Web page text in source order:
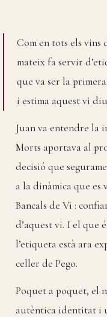
Com en tots els
mateix fa servir
que va ser la
i estima aquest vi
Juan va entendre la
Morts aportava al
decisió que
a la dinàmica que es
Bancals de Vi :
d’aquest vi. I el que
l’etiqueta està ara
celler de Pego.
Poquet a poquet, el
autèntica identitat i